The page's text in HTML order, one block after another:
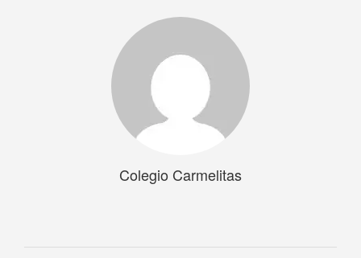
Colegio Carmelitas